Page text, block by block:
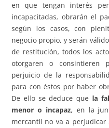
en que tengan interés
incapacitadas, obrarán el
según los casos, con
negocio propio, y serán
de restitución, todos los
otorgaren o consintieren
perjuicio de la
para con éstos por haber
De ello se deduce que la
menor o incapaz, en la
mercantil no va a